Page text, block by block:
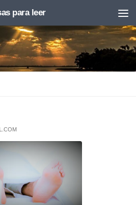
para leer